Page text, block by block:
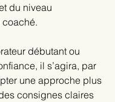
du niveau
coaché.
débutant ou
il s’agira, par
une approche plus
consignes claires